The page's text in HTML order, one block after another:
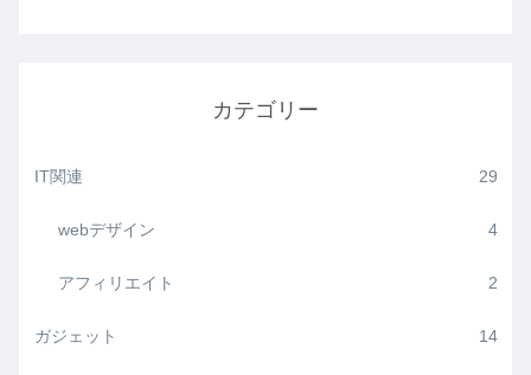
カテゴリー
IT関連 29
webデザイン 4
アフィリエイト 2
ガジェット 14